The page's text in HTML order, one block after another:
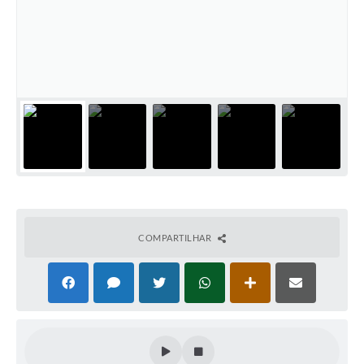
COMPARTILHAR